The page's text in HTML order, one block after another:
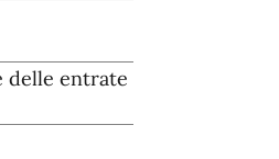
delle entrate